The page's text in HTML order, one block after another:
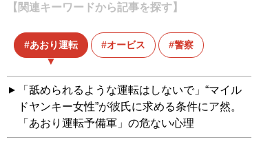
【関連キーワードから記事を探す】
あおり運転 オービス 警察
「舐められるような運転はしないで」“マイル
ドヤンキー女性”が彼氏に求める条件にア然。
「あおり運転予備軍」の危ない心理